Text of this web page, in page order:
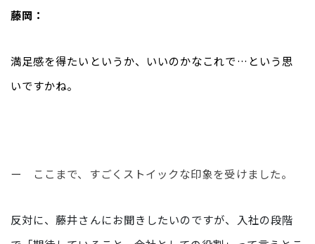
藤岡：
満足感を得たいというか、いいのかなこれで…という思
いですかね。
ー　ここまで、すごくストイックな印象を受けました。
反対に、藤井さんにお聞きしたいのですが、入社の段階